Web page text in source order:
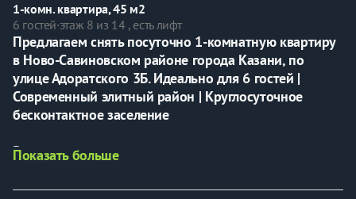
1-комн. квартира, 45 м2
6 гостей·этаж 8 из 14 , есть лифт
Предлагаем снять посуточно 1-комнатную квартиру
в Ново-Савиновском районе города Казани, по
улице Адоратского 3Б. Идеально для 6 гостей |
Современный элитный район | Круглосуточное
бесконтактное заселение
Расположение
- Загс Чаша (Казан)
Показать больше